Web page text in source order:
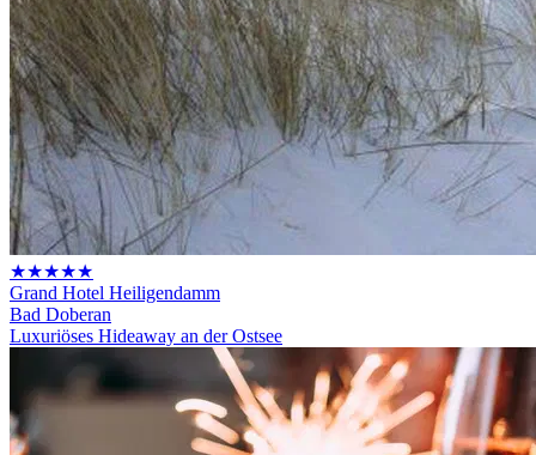
★★★★★
Grand Hotel Heiligendamm
Bad Doberan
Luxuriöses Hideaway an der Ostsee